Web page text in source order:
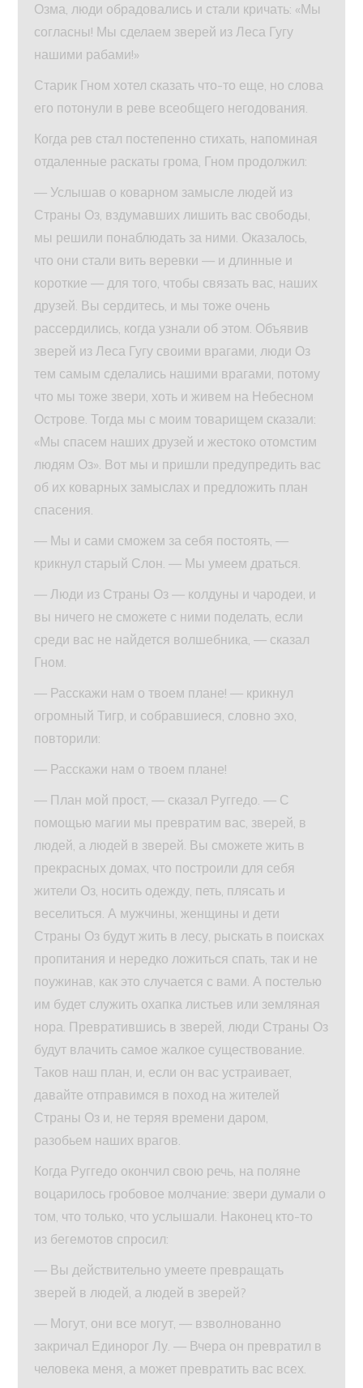
Озма, люди обрадовались и стали кричать: «Мы
согласны! Мы сделаем зверей из Леса Гугу
нашими рабами!»
Старик Гном хотел сказать что-то еще, но слова
его потонули в реве всеобщего негодования.
Когда рев стал постепенно стихать, напоминая
отдаленные раскаты грома, Гном продолжил:
— Услышав о коварном замысле людей из
Страны Оз, вздумавших лишить вас свободы,
мы решили понаблюдать за ними. Оказалось,
что они стали вить веревки — и длинные и
короткие — для того, чтобы связать вас, наших
друзей. Вы сердитесь, и мы тоже очень
рассердились, когда узнали об этом. Объявив
зверей из Леса Гугу своими врагами, люди Оз
тем самым сделались нашими врагами, потому
что мы тоже звери, хоть и живем на Небесном
Острове. Тогда мы с моим товарищем сказали:
«Мы спасем наших друзей и жестоко отомстим
людям Оз». Вот мы и пришли предупредить вас
об их коварных замыслах и предложить план
спасения.
— Мы и сами сможем за себя постоять, —
крикнул старый Слон. — Мы умеем драться.
— Люди из Страны Оз — колдуны и чародеи, и
вы ничего не сможете с ними поделать, если
среди вас не найдется волшебника, — сказал
Гном.
— Расскажи нам о твоем плане! — крикнул
огромный Тигр, и собравшиеся, словно эхо,
повторили:
— Расскажи нам о твоем плане!
— План мой прост, — сказал Руггедо. — С
помощью магии мы превратим вас, зверей, в
людей, а людей в зверей. Вы сможете жить в
прекрасных домах, что построили для себя
жители Оз, носить одежду, петь, плясать и
веселиться. А мужчины, женщины и дети
Страны Оз будут жить в лесу, рыскать в поисках
пропитания и нередко ложиться спать, так и не
поужинав, как это случается с вами. А постелью
им будет служить охапка листьев или земляная
нора. Превратившись в зверей, люди Страны Оз
будут влачить самое жалкое существование.
Таков наш план, и, если он вас устраивает,
давайте отправимся в поход на жителей
Страны Оз и, не теряя времени даром,
разобьем наших врагов.
Когда Руггедо окончил свою речь, на поляне
воцарилось гробовое молчание: звери думали о
том, что только, что услышали. Наконец кто-то
из бегемотов спросил:
— Вы действительно умеете превращать
зверей в людей, а людей в зверей?
— Могут, они все могут, — взволнованно
закричал Единорог Лу. — Вчера он превратил в
человека меня, а может превратить вас всех.